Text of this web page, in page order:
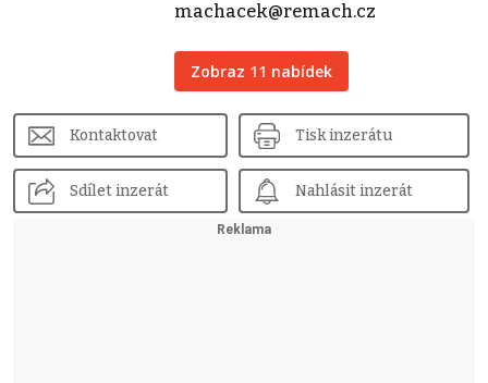
machacek@remach.cz
Zobraz 11 nabídek
Kontaktovat Tisk inzerátu
Sdílet inzerát Nahlásit inzerát